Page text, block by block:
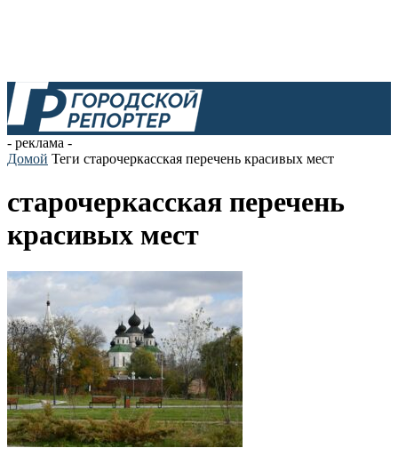
- реклама -
Домой Теги старочеркасская перечень красивых мест
старочеркасская перечень
красивых мест